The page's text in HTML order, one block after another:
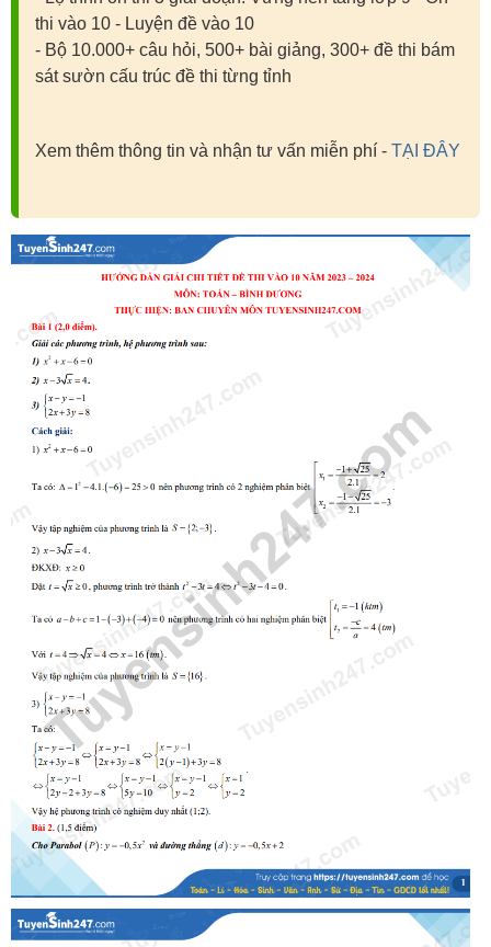
thi vào 10 - Luyện đề vào 10
- Bộ 10.000+ câu hỏi, 500+ bài giảng, 300+ đề thi bám
sát sườn cấu trúc đề thi từng tỉnh
Xem thêm thông tin và nhận tư vấn miễn phí - TẠI ĐÂY